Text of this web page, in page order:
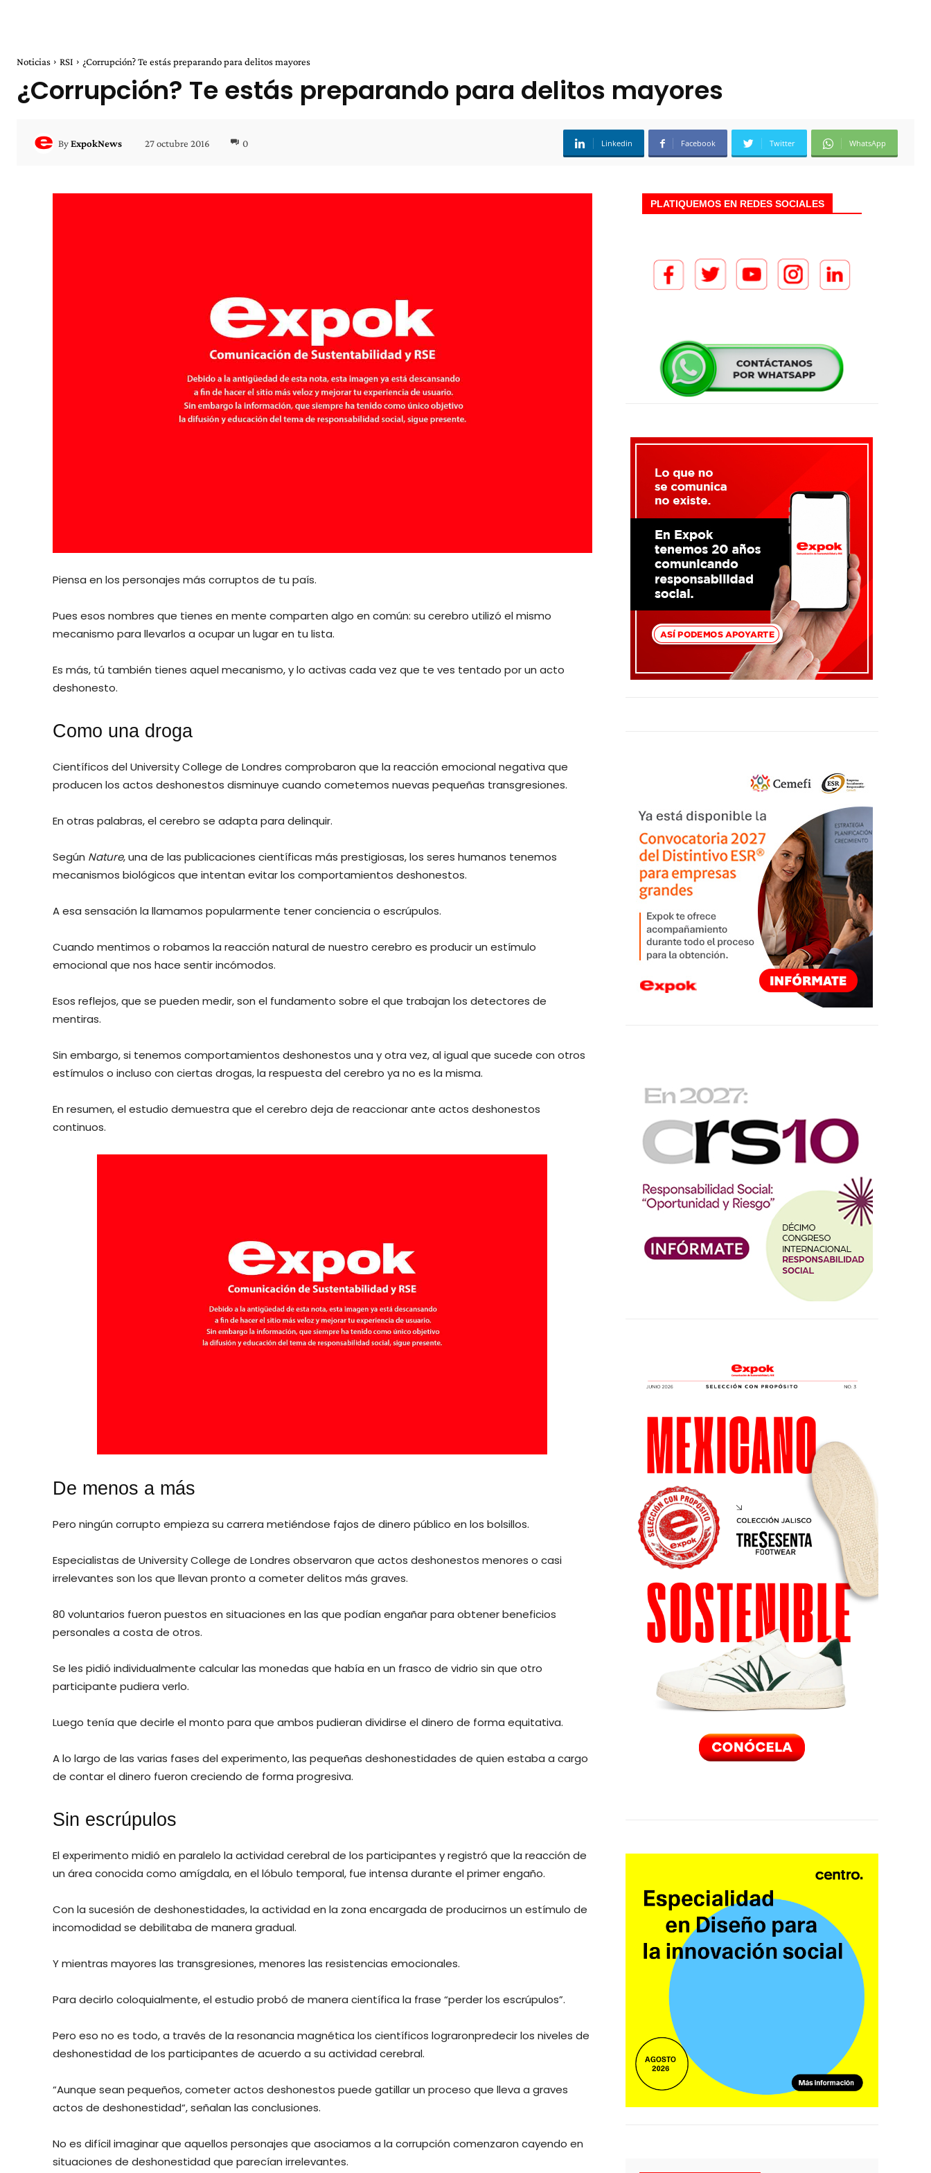
Noticias RSI ¿Corrupción? Te estás preparando para delitos mayores
¿Corrupción? Te estás preparando para delitos mayores
ByExpokNews 27 octubre 2016 0 Linkedin Facebook Twitter WhatsApp
Piensa en los personajes más corruptos de tu país.
Pues esos nombres que tienes en mente comparten algo en común: su cerebro utilizó el mismo
mecanismo para llevarlos a ocupar un lugar en tu lista.
Es más, tú también tienes aquel mecanismo, y lo activas cada vez que te ves tentado por un acto
deshonesto.
Como una droga
Científicos del University College de Londres comprobaron que la reacción emocional negativa que
producen los actos deshonestos disminuye cuando cometemos nuevas pequeñas transgresiones.
En otras palabras, el cerebro se adapta para delinquir.
Según Nature, una de las publicaciones científicas más prestigiosas, los seres humanos tenemos
mecanismos biológicos que intentan evitar los comportamientos deshonestos.
A esa sensación la llamamos popularmente tener conciencia o escrúpulos.
Cuando mentimos o robamos la reacción natural de nuestro cerebro es producir un estímulo
emocional que nos hace sentir incómodos.
Esos reflejos, que se pueden medir, son el fundamento sobre el que trabajan los detectores de
mentiras.
Sin embargo, si tenemos comportamientos deshonestos una y otra vez, al igual que sucede con otros
estímulos o incluso con ciertas drogas, la respuesta del cerebro ya no es la misma.
En resumen, el estudio demuestra que el cerebro deja de reaccionar ante actos deshonestos
continuos.
De menos a más
Pero ningún corrupto empieza su carrera metiéndose fajos de dinero público en los bolsillos.
Especialistas de University College de Londres observaron que actos deshonestos menores o casi
irrelevantes son los que llevan pronto a cometer delitos más graves.
80 voluntarios fueron puestos en situaciones en las que podían engañar para obtener beneficios
personales a costa de otros.
Se les pidió individualmente calcular las monedas que había en un frasco de vidrio sin que otro
participante pudiera verlo.
Luego tenía que decirle el monto para que ambos pudieran dividirse el dinero de forma equitativa.
A lo largo de las varias fases del experimento, las pequeñas deshonestidades de quien estaba a cargo
de contar el dinero fueron creciendo de forma progresiva.
Sin escrúpulos
El experimento midió en paralelo la actividad cerebral de los participantes y registró que la reacción de
un área conocida como amígdala, en el lóbulo temporal, fue intensa durante el primer engaño.
Con la sucesión de deshonestidades, la actividad en la zona encargada de producirnos un estímulo de
incomodidad se debilitaba de manera gradual.
Y mientras mayores las transgresiones, menores las resistencias emocionales.
Para decirlo coloquialmente, el estudio probó de manera científica la frase “perder los escrúpulos”.
Pero eso no es todo, a través de la resonancia magnética los científicos lograronpredecir los niveles de
deshonestidad de los participantes de acuerdo a su actividad cerebral.
“Aunque sean pequeños, cometer actos deshonestos puede gatillar un proceso que lleva a graves
actos de deshonestidad“, señalan las conclusiones.
No es difícil imaginar que aquellos personajes que asociamos a la corrupción comenzaron cayendo en
situaciones de deshonestidad que parecían irrelevantes.
PLATIQUEMOS EN REDES SOCIALES